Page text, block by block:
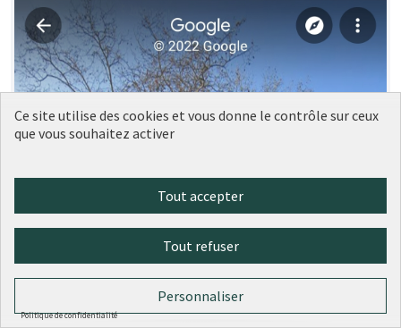
Ce site utilise des cookies et vous donne le contrôle sur ceux
que vous souhaitez activer
Tout accepter
Tout refuser
Personnaliser
Politique de confidentialité